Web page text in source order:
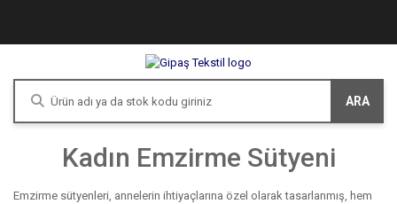
ARA
Kadın Emzirme Sütyeni
Emzirme sütyenleri, annelerin ihtiyaçlarına özel olarak tasarlanmış, hem